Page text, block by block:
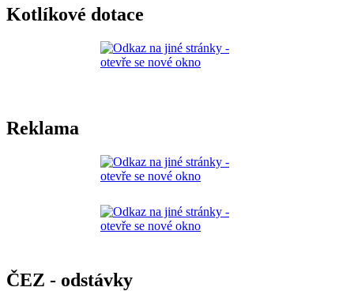
Kotlíkové dotace
Reklama
ČEZ - odstávky